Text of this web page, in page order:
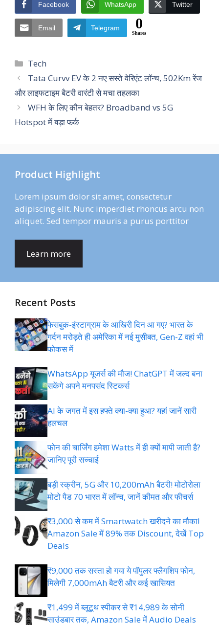
Facebook WhatsApp Twitter
Email Telegram 0
Shares
Categories
Tech
Tata Curvv EV के 2 नए सस्ते वेरिएंट लॉन्च, 502Km रेंज
और लाइफटाइम बैटरी वारंटी से मचा तहलका
WFH के लिए कौन बेहतर? Broadband vs 5G
Hotspot में बड़ा फर्क
Product Highlight
Lorem ipsum dolor sit amet, consectetur
adipiscing elit. Nunc imperdiet rhoncus arcu non
aliquet. Sed tempor mauris a purus porttitor
Learn more
Recent Posts
फेसबुक-इंस्‍टाग्राम के आख‍िरी द‍िन आ गए? भारत के
गर्दन मरोड़ते ही अमेर‍िका में नई मुसीबत, Gen-Z वहां भी
फोकस में
WhatsApp यूजर्स की मौज! ChatGPT में जल्द बना
सकेंगे अपने मनपसंद स्टिकर्स
AI के जगत में इस हफ्ते क्या-क्या हुआ? यहां जानें सारी
हलचल
फोन की चार्जिंग हमेशा Watts में ही क्यों मापी जाती है?
जानिए पूरी सच्चाई
बड़ी स्क्रीन, 5G और 10,200mAh बैटरी! मोटोरोला
मोटो पैड 70 भारत में लॉन्च, जानें कीमत और फीचर्स
₹3,000 से कम में Smartwatch खरीदने का मौका!
Amazon Sale में 89% तक Discount, देखें Top
Deals
₹9,000 तक सस्ता हो गया ये पॉपुलर फ्लैगशिप फोन,
मिलेगी 7,000mAh बैटरी और कई खासियत
₹1,499 में ब्लूटूथ स्पीकर से ₹14,989 के सोनी
साउंडबार तक, Amazon Sale में Audio Deals